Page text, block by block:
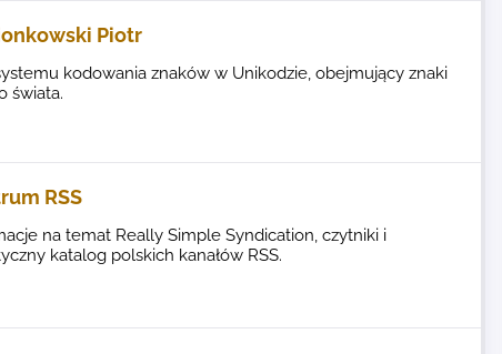
Piotr
kodowania znaków w Unikodzie, obejmujący znaki
świata.
RSS
na temat Really Simple Syndication, czytniki i
katalog polskich kanałów RSS.